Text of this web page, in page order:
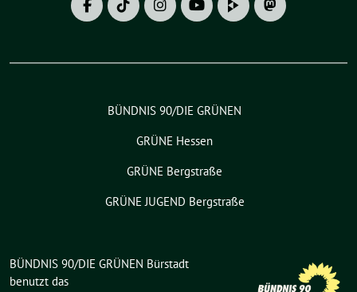
BÜNDNIS 90/DIE GRÜNEN
GRÜNE Hessen
GRÜNE Bergstraße
GRÜNE JUGEND Bergstraße
BÜNDNIS 90/DIE GRÜNEN Bürstadt
benutzt das